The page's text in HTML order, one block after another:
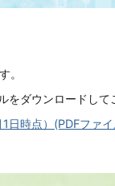
。
ダウンロードして
日時点）(PDFファ